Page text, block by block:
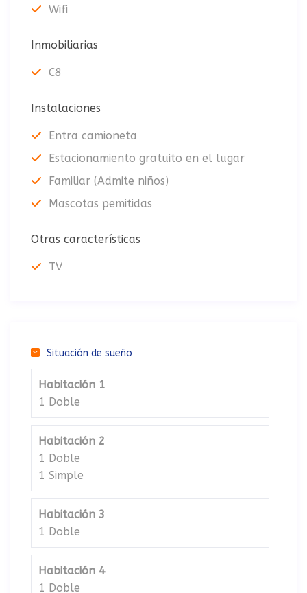
Wifi
Inmobiliarias
C8
Instalaciones
Entra camioneta
Estacionamiento gratuito en el lugar
Familiar (Admite niños)
Mascotas pemitidas
Otras características
TV
Situación de sueño
Habitación 1
1 Doble
Habitación 2
1 Doble
1 Simple
Habitación 3
1 Doble
Habitación 4
1 Doble